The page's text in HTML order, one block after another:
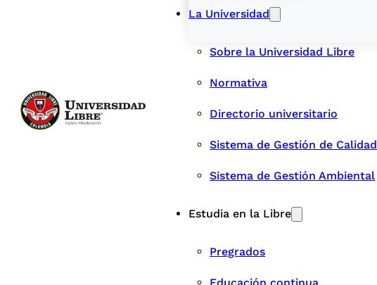
La Universidad
Sobre la Universidad Libre
Normativa
Directorio universitario
Sistema de Gestión de Calidad
Sistema de Gestión Ambiental
Estudia en la Libre
Pregrados